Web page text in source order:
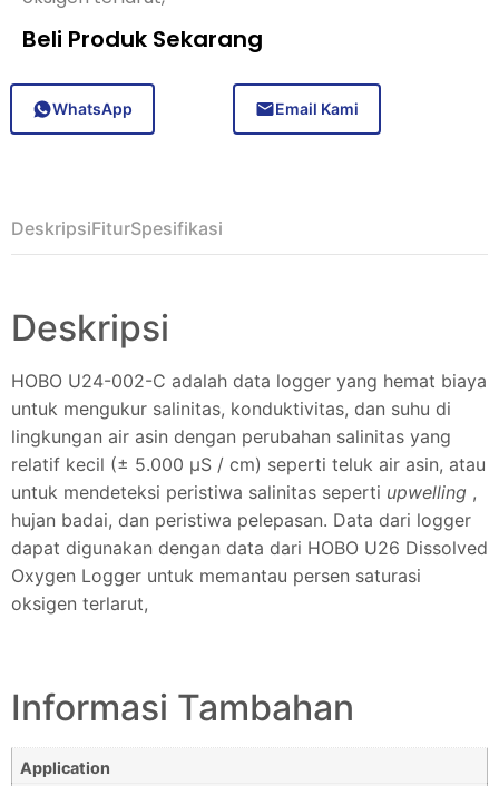
Beli Produk Sekarang
WhatsApp Email Kami
DeskripsiFiturSpesifikasi
Deskripsi
HOBO U24-002-C adalah data logger yang hemat biaya
untuk mengukur salinitas, konduktivitas, dan suhu di
lingkungan air asin dengan perubahan salinitas yang
relatif kecil (± 5.000 μS / cm) seperti teluk air asin, atau
untuk mendeteksi peristiwa salinitas seperti upwelling ,
hujan badai, dan peristiwa pelepasan. Data dari logger
dapat digunakan dengan data dari HOBO U26 Dissolved
Oxygen Logger untuk memantau persen saturasi
oksigen terlarut,
Informasi Tambahan
Application